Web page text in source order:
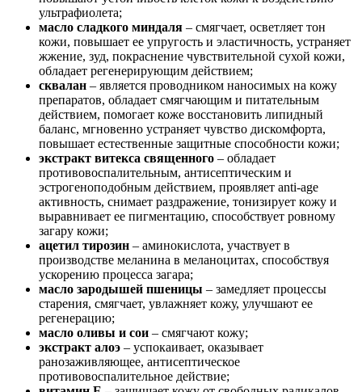
ультрафиолета;
масло сладкого миндаля – смягчает, осветляет тон
кожи, повышает ее упругость и эластичность, устраняет
жжение, зуд, покраснение чувствительной сухой кожи,
обладает регенерирующим действием;
сквалан – является проводником наносимых на кожу
препаратов, обладает смягчающим и питательным
действием, помогает коже восстановить липидный
баланс, мгновенно устраняет чувство дискомфорта,
повышает естественные защитные способности кожи;
экстракт витекса священного – обладает
противовоспалительным, антисептическим и
эстрогеноподобным действием, проявляет anti-age
активность, снимает раздражение, тонизирует кожу и
выравнивает ее пигментацию, способствует ровному
загару кожи;
ацетил тирозин – аминокислота, участвует в
производстве меланина в меланоцитах, способствуя
ускорению процесса загара;
масло зародышей пшеницы – замедляет процессы
старения, смягчает, увлажняет кожу, улучшают ее
регенерацию;
масло оливы и сои – смягчают кожу;
экстракт алоэ – успокаивает, оказывает
ранозаживляющее, антисептическое
противовоспалительное действие;